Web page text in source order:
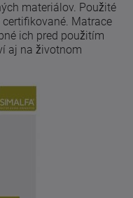
materiálov. Použité
Matrace
ich pred použitím
aj na životnom